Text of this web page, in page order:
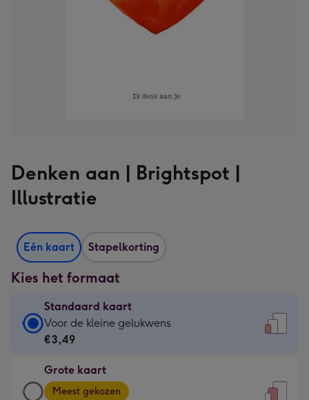
Denken aan | Brightspot |
Illustratie
Eén kaart Stapelkorting
Kies het formaat
Standaard kaart
Standaard
kaart
€3,49
-
Voor de kleine gelukwens
€3,49
Grote kaart
Grote
Meest gekozen